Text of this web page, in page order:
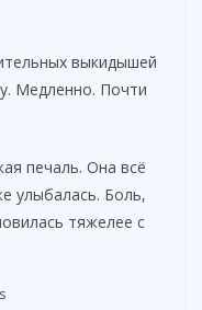
выкидышей
Медленно. Почти
печаль. Она всё
улыбалась. Боль,
тяжелее с